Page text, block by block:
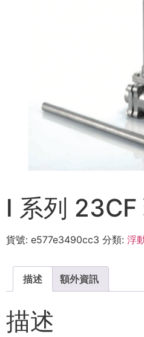
I 系列 23CF
貨號: e577e3490cc3 分類: 浮
描述 額外資訊
描述